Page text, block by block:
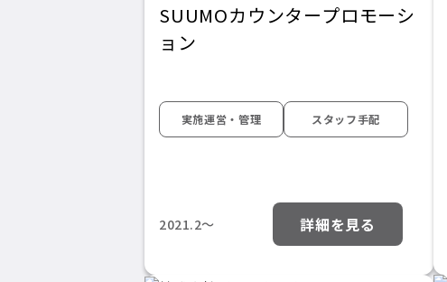
SUUMOカウンタープロモーシ
ョン
実施運営・管理 スタッフ手配
2021.2〜 詳細を見る